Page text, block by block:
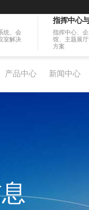
统、会
室解决
指挥中心
指挥中心、
馆、主题展
方案
产品中心 新闻中心